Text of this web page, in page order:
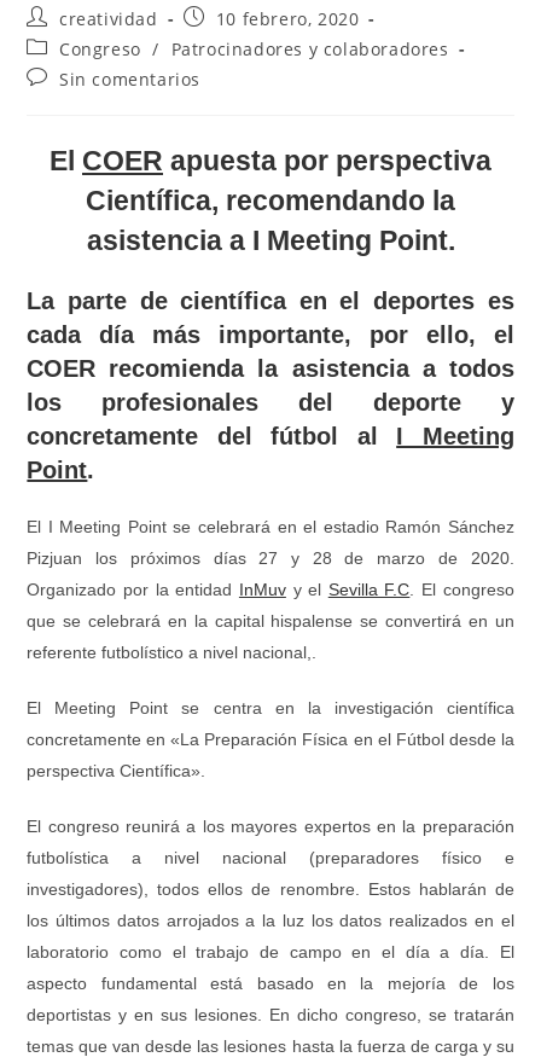
creatividad
10 febrero, 2020
Congreso /
Patrocinadores y colaboradores
Sin comentarios
El COER apuesta por perspectiva
Científica, recomendando la
asistencia a I Meeting Point.
La parte de científica en el deportes es
cada día más importante, por ello, el
COER recomienda la asistencia a todos
los profesionales del deporte y
concretamente del fútbol al I Meeting
Point.
El I Meeting Point se celebrará en el estadio Ramón Sánchez
Pizjuan los próximos días 27 y 28 de marzo de 2020.
Organizado por la entidad InMuvy el Sevilla F.C. El congreso
que se celebrará en la capital hispalense se convertirá en un
referente futbolístico a nivel nacional,.
El Meeting Point se centra en la investigación científica
concretamente en «La Preparación Física en el Fútbol desde la
perspectiva Científica».
El congreso reunirá a los mayores expertos en la preparación
futbolística a nivel nacional (preparadores físico e
investigadores), todos ellos de renombre. Estos hablarán de
los últimos datos arrojados a la luz los datos realizados en el
laboratorio como el trabajo de campo en el día a día. El
aspecto fundamental está basado en la mejoría de los
deportistas y en sus lesiones. En dicho congreso, se tratarán
temas que van desde las lesiones hasta la fuerza de carga y su